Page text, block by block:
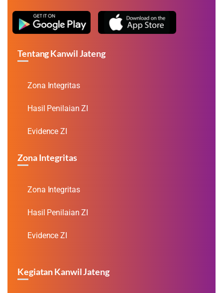
Tentang Kanwil Jateng
Zona Integritas
Hasil Penilaian ZI
Evidence ZI
Zona Integritas
Zona Integritas
Hasil Penilaian ZI
Evidence ZI
Kegiatan Kanwil Jateng